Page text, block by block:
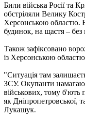
Били війська Росії та
обстріляли Велику
Херсонською
будинок, на щастя – без
Також зафіксовано
із Херсонською
"Ситуація там
ЗСУ. Окупанти
військових, тому б'ють
як Дніпропетровської,
Лукашук.